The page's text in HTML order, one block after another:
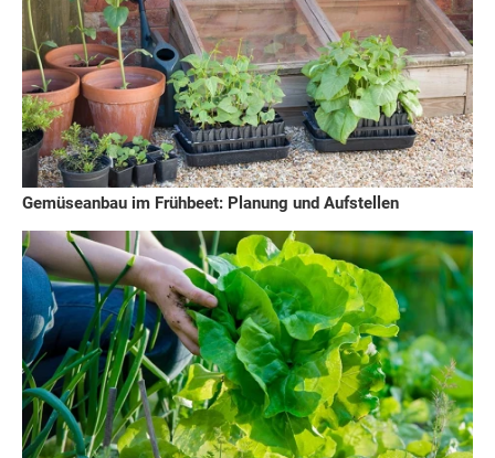
Gemüseanbau im Frühbeet: Planung und Aufstellen